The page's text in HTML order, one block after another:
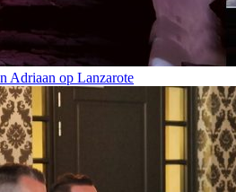
Adriaan op Lanzarote